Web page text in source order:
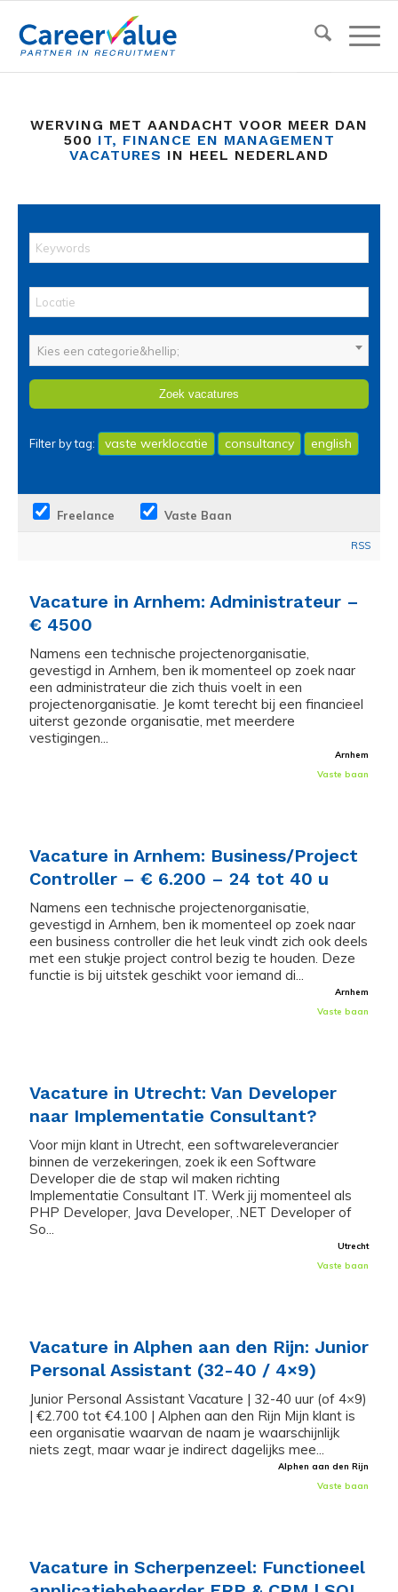
WERVING MET AANDACHT VOOR MEER DAN
500 IT, FINANCE EN MANAGEMENT
VACATURES IN HEEL NEDERLAND
Kies een categorie&hellip;
Filter by tag: vaste werklocatie consultancy english
Freelance Vaste Baan
RSS
Vacature in Arnhem: Administrateur –
€ 4500
Namens een technische projectenorganisatie,
gevestigd in Arnhem, ben ik momenteel op zoek naar
een administrateur die zich thuis voelt in een
projectenorganisatie. Je komt terecht bij een financieel
uiterst gezonde organisatie, met meerdere
vestigingen...
Arnhem
Vaste baan
Vacature in Arnhem: Business/Project
Controller – € 6.200 – 24 tot 40 u
Namens een technische projectenorganisatie,
gevestigd in Arnhem, ben ik momenteel op zoek naar
een business controller die het leuk vindt zich ook deels
met een stukje project control bezig te houden. Deze
functie is bij uitstek geschikt voor iemand di...
Arnhem
Vaste baan
Vacature in Utrecht: Van Developer
naar Implementatie Consultant?
Voor mijn klant in Utrecht, een softwareleverancier
binnen de verzekeringen, zoek ik een Software
Developer die de stap wil maken richting
Implementatie Consultant IT. Werk jij momenteel als
PHP Developer, Java Developer, .NET Developer of
So...
Utrecht
Vaste baan
Vacature in Alphen aan den Rijn: Junior
Personal Assistant (32-40 / 4×9)
Junior Personal Assistant Vacature | 32-40 uur (of 4×9)
| €2.700 tot €4.100 | Alphen aan den Rijn Mijn klant is
een organisatie waarvan de naam je waarschijnlijk
niets zegt, maar waar je indirect dagelijks mee...
Alphen aan den Rijn
Vaste baan
Vacature in Scherpenzeel: Functioneel